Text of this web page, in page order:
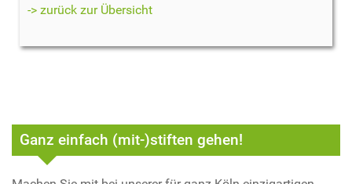
-> zurück zur Übersicht
Ganz einfach (mit-)stiften gehen!